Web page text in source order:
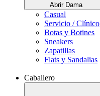
Abrir Dama
Casual
Servicio / Clínico
Botas y Botines
Sneakers
Zapatillas
Flats y Sandalias
Caballero